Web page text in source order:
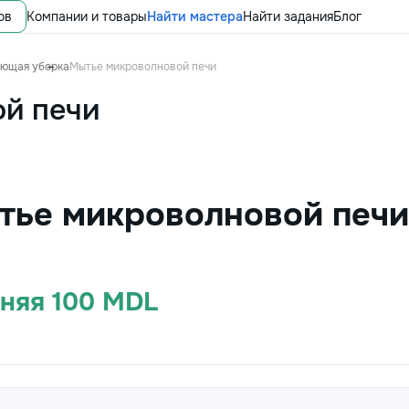
Компании и товарыНайти мастераНайти заданияБлог
уборкаМытье микроволновой печи
печи
микроволновой
100 MDL